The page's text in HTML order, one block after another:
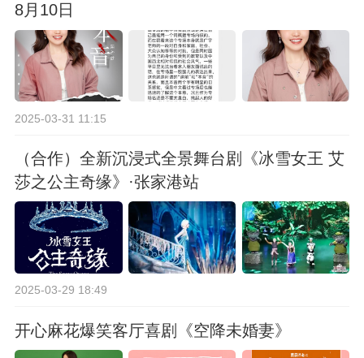
8月10日
2025-03-31 11:15
（合作）全新沉浸式全景舞台剧《冰雪女王 艾
莎之公主奇缘》·张家港站
2025-03-29 18:49
开心麻花爆笑客厅喜剧《空降未婚妻》